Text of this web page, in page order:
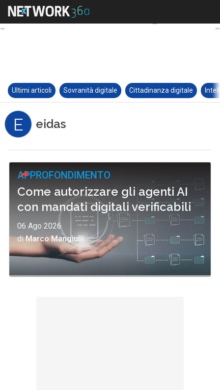
Ultimi articoli Sovranità digitale Cittadinanza digitale
E eidas
APPROFONDIMENTO
Come autorizzare gli agenti AI
con mandati digitali verificabili
06 Ago 2026
diMarco Mangiulli